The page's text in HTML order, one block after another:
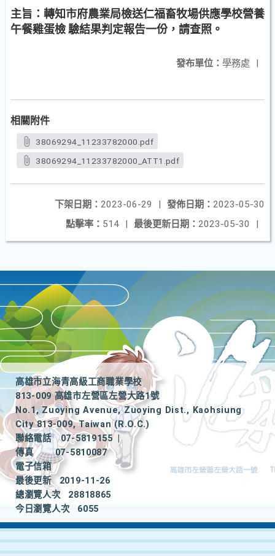
主旨：轉知市府農業局檢送仁福畜牧場供應學校營養
午餐雞蛋檢 驗結果判定報告一份，請查照。
發布單位： 學務處 |
相關附件
38069294_11233782000.pdf
38069294_11233782000_ATT1.pdf
發佈日期： 2023-05-30
下架日期： 2023-06-29
|
最後更新日期： 2023-05-30 |
點擊率： 514 |
高雄市立海青高級工商職業學校
813-009 高雄市左營區左營大路1號
No.1, Zuoying Avenue, Zuoying Dist., Kaohsiung
City 813-009, Taiwan (R.O.C.)
聯絡電話
07-5819155
|
傳真
07-5810087
電子信箱
最後更新
2019-11-26
總瀏覽人次
28818865
今日瀏覽人次
6055